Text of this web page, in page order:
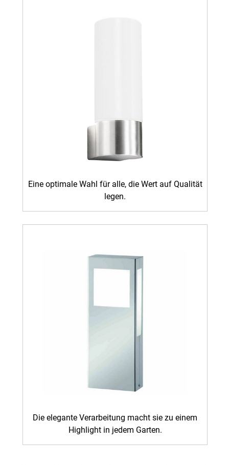
Eine optimale Wahl für alle, die Wert auf Qualität
legen.
Die elegante Verarbeitung macht sie zu einem
Highlight in jedem Garten.